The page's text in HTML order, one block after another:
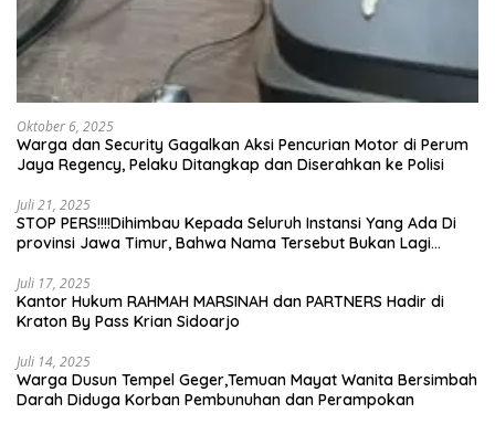
Oktober 6, 2025
Warga dan Security Gagalkan Aksi Pencurian Motor di Perum
Jaya Regency, Pelaku Ditangkap dan Diserahkan ke Polisi
Juli 21, 2025
STOP PERS!!!!Dihimbau Kepada Seluruh Instansi Yang Ada Di
provinsi Jawa Timur, Bahwa Nama Tersebut Bukan Lagi
Juli 17, 2025
Kantor Hukum RAHMAH MARSINAH dan PARTNERS Hadir di
Kraton By Pass Krian Sidoarjo
Juli 14, 2025
Warga Dusun Tempel Geger,Temuan Mayat Wanita Bersimbah
Darah Diduga Korban Pembunuhan dan Perampokan